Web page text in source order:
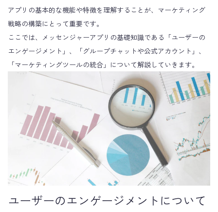
アプリの基本的な機能や特徴を理解することが、マーケティング
戦略の構築にとって重要です。
ここでは、メッセンジャーアプリの基礎知識である「ユーザーの
エンゲージメント」、「グループチャットや公式アカウント」、
「マーケティングツールの統合」について解説していきます。
ユーザーのエンゲージメントについて